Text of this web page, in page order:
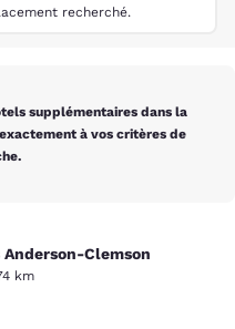
recherché.
supplémentaires dans la
à vos critères de
Clemson
Clemson
km
1324 commentaires